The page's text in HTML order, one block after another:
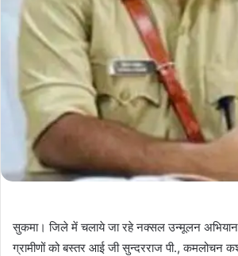
सुकमा। जिले में चलाये जा रहे नक्सल उन्मूलन
ग्रामीणों को बस्तर आई जी सुन्दरराज पी., कमलोचन